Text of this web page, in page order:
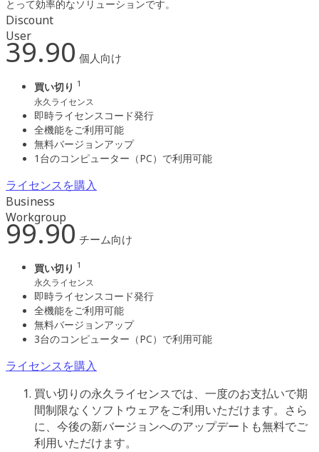
とって効率的なソリューションです。
Discount
User
39.90 個人向け
買い切り 1
永久ライセンス
即時ライセンスコード発行
全機能をご利用可能
無料バージョンアップ
1台のコンピューター（PC）で利用可能
ライセンスを購入
Business
Workgroup
99.90 チーム向け
買い切り 1
永久ライセンス
即時ライセンスコード発行
全機能をご利用可能
無料バージョンアップ
3台のコンピューター（PC）で利用可能
ライセンスを購入
買い切りの永久ライセンスでは、一度のお支払いで期
間制限なくソフトウェアをご利用いただけます。さら
に、今後の新バージョンへのアップデートも無料でご
利用いただけます。